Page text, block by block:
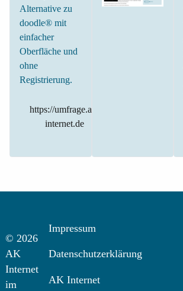
Alternative zu
doodle® mit
einfacher
Oberfläche und
ohne
Registrierung.
https://umfrage.ak-
internet.de
© 2026
AK
Internet
im
Impressum
Datenschutzerklärung
AK Internet